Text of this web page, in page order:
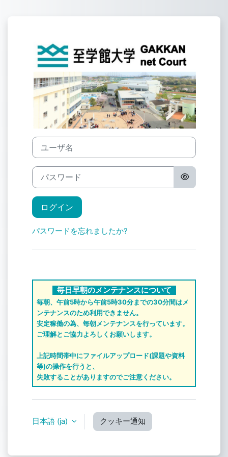
GAKKAN net
ユーザ名
パスワード
ログイン
パスワードを忘れましたか?
毎日早朝のメンテナンスについて
毎朝、午前5時から午前5時30分までの30分間はメ
ンテナンスのため利用できません。
安定稼働の為、毎朝メンテナンスを行っています。
ご理解とご協力よろしくお願いします。
上記時間帯中にファイルアップロード(課題や資料
等)の操作を行うと、
失敗することがありますのでご注意ください。
日本語 ‎(ja)‎ クッキー通知